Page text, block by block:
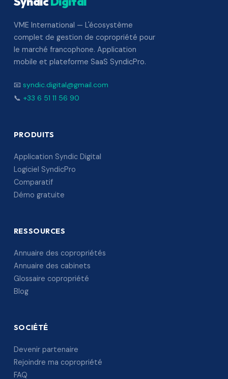
VME International — L'écosystème
complet de gestion de copropriété pour
le marché francophone. Application
mobile et plateforme SaaS SyndicPro.
📧 syndic.digital@gmail.com
📞 +33 6 51 11 56 90
PRODUITS
Application Syndic Digital
Logiciel SyndicPro
Comparatif
Démo gratuite
RESSOURCES
Annuaire des copropriétés
Annuaire des cabinets
Glossaire copropriété
Blog
SOCIÉTÉ
Devenir partenaire
Rejoindre ma copropriété
FAQ